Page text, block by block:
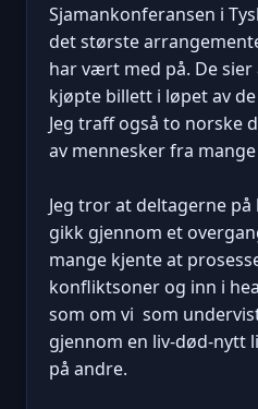
Sjamankonferansen i
det største
har vært med på. De sier
kjøpte billett i løpet av
Jeg traff også to norske
av mennesker fra
Jeg tror at deltagerne
gikk gjennom et
mange kjente at
konfliktsoner og inn i
som om vi som
gjennom en liv-død-nytt
på andre.